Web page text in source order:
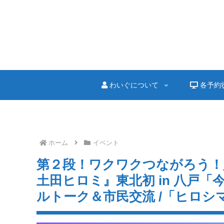
わいぐについて 各予約
ホーム イベント
第２段！ワクワクつながろう
土田ヒロミ』東北初 in 八戸「
ルトーク＆市民交流 /「ヒロシ